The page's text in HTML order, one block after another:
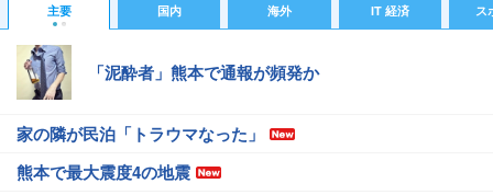
主要 国内 海外 IT 経済 ス
「泥酔者」熊本で通報が頻発か
家の隣が民泊「トラウマなった」
熊本で最大震度4の地震